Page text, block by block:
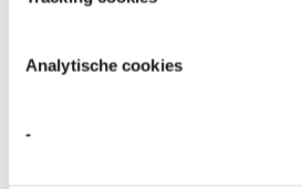
Analytische cookies
-